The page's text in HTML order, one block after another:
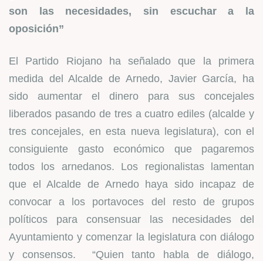
son las necesidades, sin escuchar a la
oposición”
El Partido Riojano ha señalado que la primera
medida del Alcalde de Arnedo, Javier García, ha
sido aumentar el dinero para sus concejales
liberados pasando de tres a cuatro ediles (alcalde y
tres concejales, en esta nueva legislatura), con el
consiguiente gasto económico que pagaremos
todos los arnedanos. Los regionalistas lamentan
que el Alcalde de Arnedo haya sido incapaz de
convocar a los portavoces del resto de grupos
políticos para consensuar las necesidades del
Ayuntamiento y comenzar la legislatura con diálogo
y consensos. “Quien tanto habla de diálogo,